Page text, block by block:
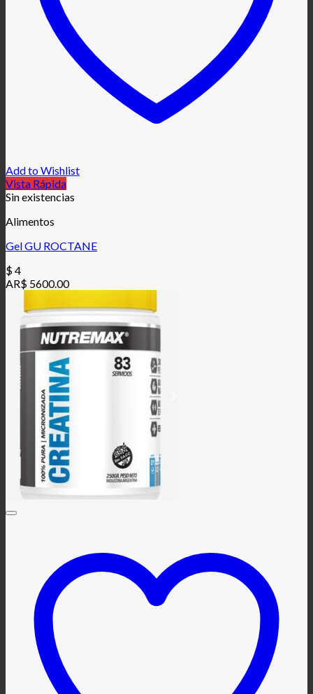
Add to Wishlist
Vista Rápida
Sin existencias
Alimentos
Gel GU ROCTANE
$4
AR$ 5600.00